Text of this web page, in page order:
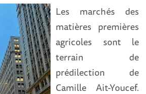
Les marchés des
matières premières
agricoles sont le
terrain de
prédilection de
Camille Ait-Youcef.